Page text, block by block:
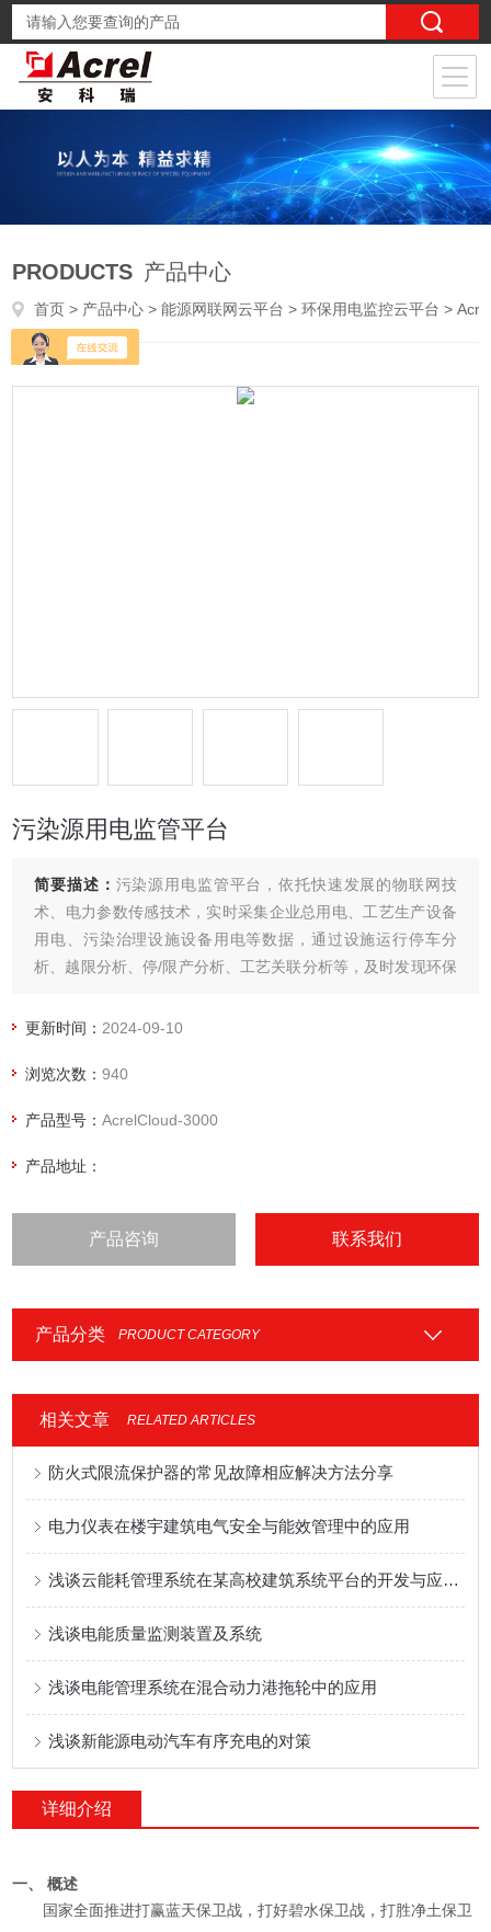
PRODUCTS 产品中心
首页 > 产品中心 >能源网联网云平台 >环保用电监控云平台 > AcrelCloud-3000污染源用电监管平台
污染源用电监管平台
简要描述： 污染源用电监管平台，依托快速发展的物联网技
术、电力参数传感技术，实时采集企业总用电、工艺生产设备
用电、污染治理设施设备用电等数据，通过设施运行停车分
析、越限分析、停/限产分析、工艺关联分析等，及时发现环保
未正常工作的情况；同时，通过数据分析，还可以实时监控限
更新时间： 2024-09-10
浏览次数：940
产品型号：AcrelCloud-3000
产品地址：
产品咨询 联系我们
产品分类 PRODUCT CATEGORY
相关文章 RELATED ARTICLES
防火式限流保护器的常见故障相应解决方法分享
电力仪表在楼宇建筑电气安全与能效管理中的应用
浅谈云能耗管理系统在某高校建筑系统平台的开发与应用 李明君
浅谈电能质量监测装置及系统
浅谈电能管理系统在混合动力港拖轮中的应用
浅谈新能源电动汽车有序充电的对策
详细介绍
一、 概述
国家全面推进打赢蓝天保卫战，打好碧水保卫战，打胜净土保卫